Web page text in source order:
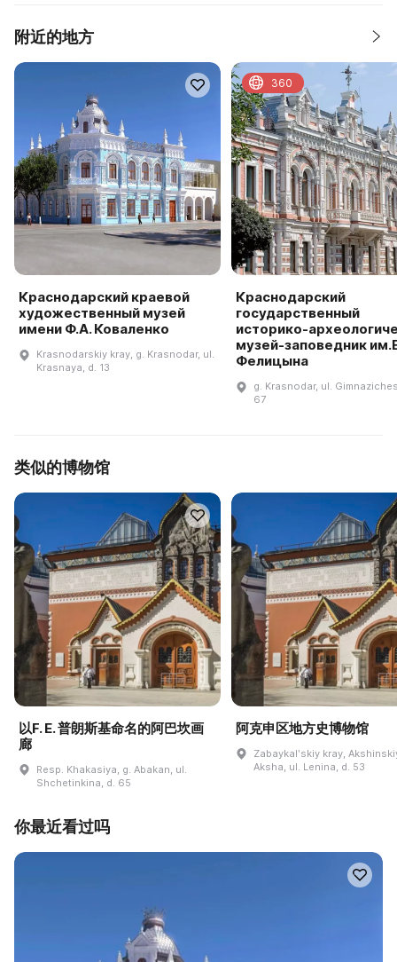
附近的地方
Краснодарский краевой
художественный музей
имени Ф.А. Коваленко
Krasnodarskiy kray, g. Krasnodar, ul.
Krasnaya, d. 13
Краснодарский
государственный
историко-
музей-заповедник
Фелицына
g. Krasnodar, ul.
67
360
类似的博物馆
以F. E. 普朗斯基命名的阿巴坎画
廊
Resp. Khakasiya, g. Abakan, ul.
Shchetinkina, d. 65
阿克申区地方史博物馆
Zabaykalʹskiy kray,
Aksha, ul. Lenina, d. 53
你最近看过吗